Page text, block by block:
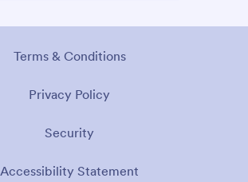
Terms & Conditions
Privacy Policy
Security
Accessibility Statement